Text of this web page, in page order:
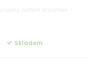
Skladem